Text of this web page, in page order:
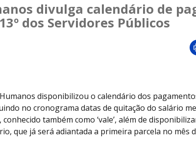
divulga calendário de
dos Servidores Públicos
disponibilizou o calendário dos
no cronograma datas de quitação do salário
também como ‘vale’, além de
que já será adiantada a primeira parcela no mês